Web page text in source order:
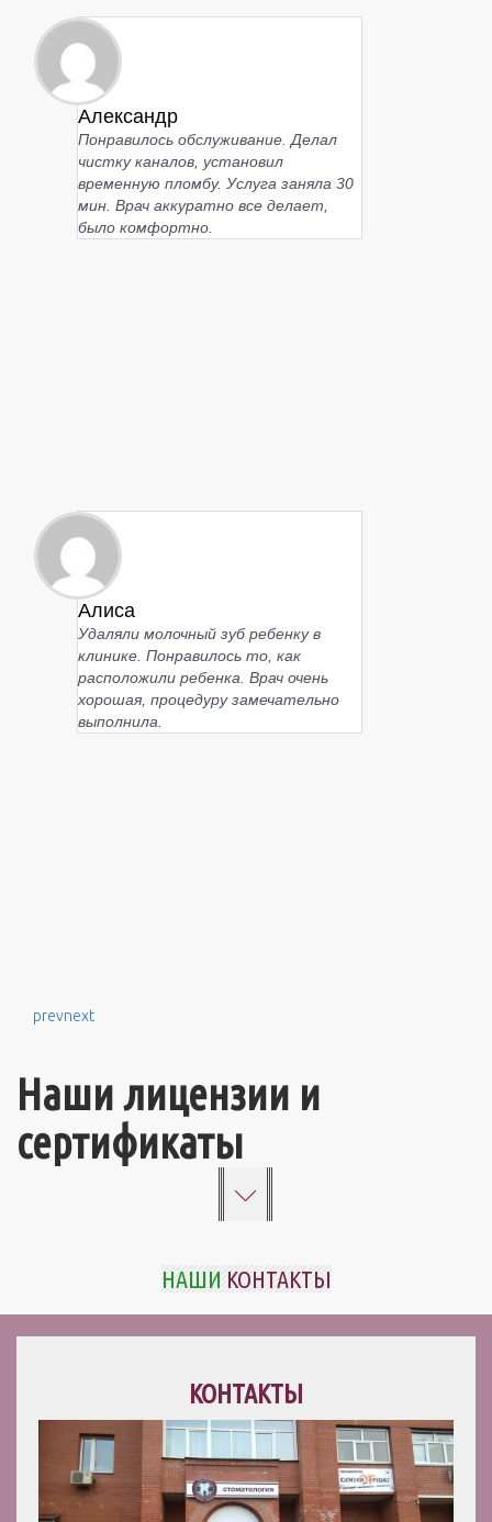
Александр
Понравилось обслуживание. Делал
чистку каналов, установил
временную пломбу. Услуга заняла 30
мин. Врач аккуратно все делает,
было комфортно.
Алиса
Удаляли молочный зуб ребенку в
клинике. Понравилось то, как
расположили ребенка. Врач очень
хорошая, процедуру замечательно
выполнила.
prevnext
Наши лицензии и
сертификаты
НАШИ КОНТАКТЫ
КОНТАКТЫ